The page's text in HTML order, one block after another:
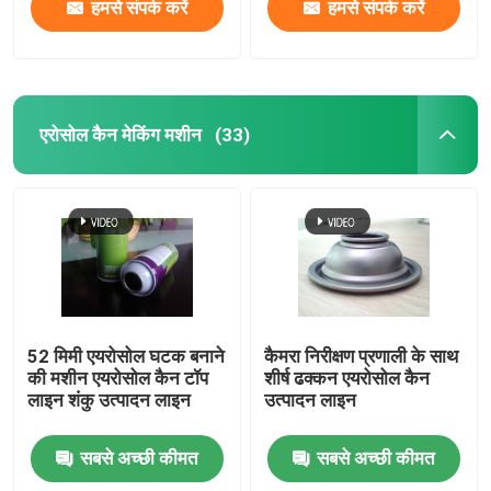
घर
उत्पादों
वीडियो
हमसे संपर्क करें हमसे संपर्क करें
एरोसोल कैन मेकिंग मशीन (33)
52 मिमी एयरोसोल घटक बनाने
की मशीन एयरोसोल कैन टॉप
लाइन शंकु उत्पादन लाइन
सबसे अच्छी कीमत
कैमरा निरीक्षण प्रणाली के साथ
शीर्ष ढक्कन एयरोसोल कैन
उत्पादन लाइन
सबसे अच्छी कीमत